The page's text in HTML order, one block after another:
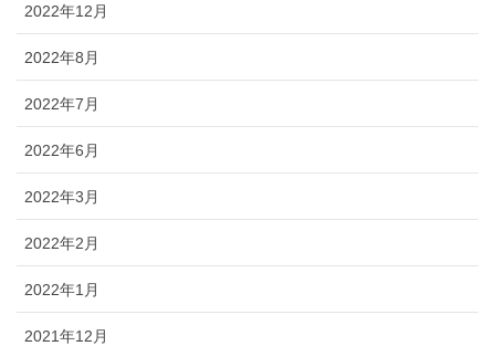
2022年12月
2022年8月
2022年7月
2022年6月
2022年3月
2022年2月
2022年1月
2021年12月